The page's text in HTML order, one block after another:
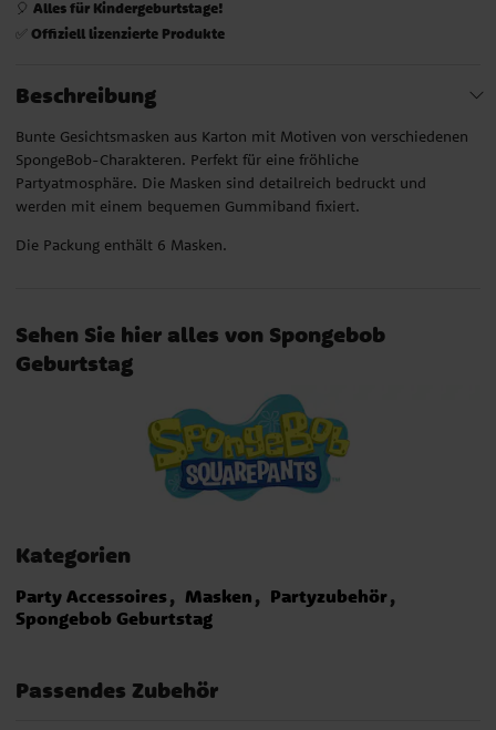
🎈 Alles für Kindergeburtstage!
✅ Offiziell lizenzierte Produkte
Beschreibung
Bunte Gesichtsmasken aus Karton mit Motiven von verschiedenen
SpongeBob-Charakteren. Perfekt für eine fröhliche
Partyatmosphäre. Die Masken sind detailreich bedruckt und
werden mit einem bequemen Gummiband fixiert.
Die Packung enthält 6 Masken.
Sehen Sie hier alles von Spongebob
Geburtstag
Kategorien
Party Accessoires Masken
Partyzubehör
Spongebob Geburtstag
Passendes Zubehör